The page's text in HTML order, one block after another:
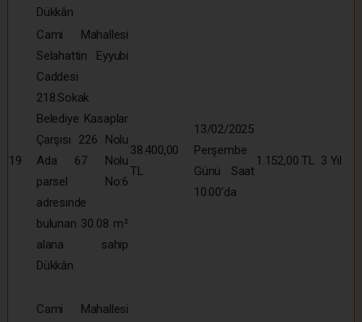
Dükkân
19
Cami Mahallesi
Selahattin Eyyubi
Caddesi
218.Sokak
Belediye Kasaplar
Çarşısı 226 Nolu
Ada 67 Nolu
parsel No:6
adresinde
bulunan 30.08 m²
alana sahip
Dükkân
38.400,00
TL
13/02/2025
Perşembe
Günü Saat
10:00’da
1.152,00 TL 3 Yıl
Cami Mahallesi